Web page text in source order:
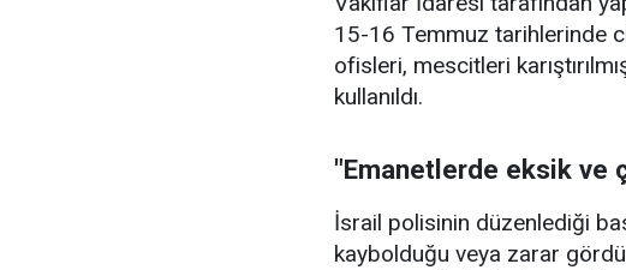
15-16 Temmuz tarihlerinde
ofisleri, mescitleri
kullanıldı.
"Emanetlerde eksik ve
İsrail polisinin düzenlediği
kaybolduğu veya zarar